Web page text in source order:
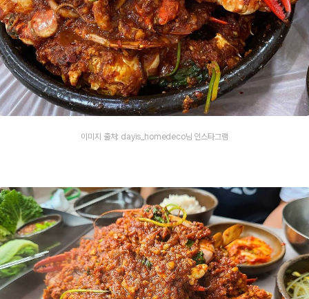
이미지 출처: dayis_homedeco님 인스타그램